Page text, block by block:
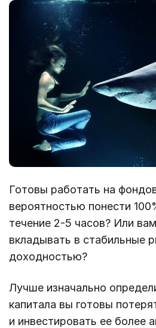
Готовы работать на
вероятностью понести
течение 2-5 часов? Или
вкладывать в стабильные
доходностью?
Лучше изначально
капитала вы готовы
и инвестировать ее более